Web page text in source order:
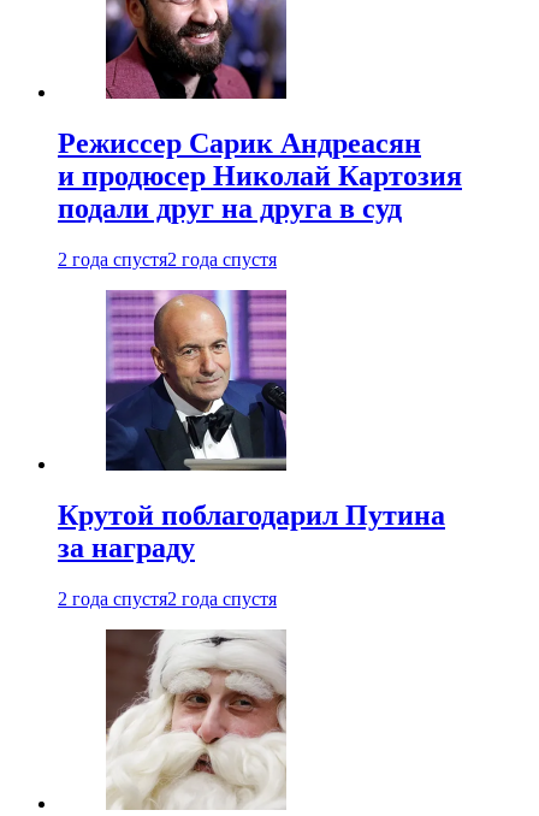
Режиссер Сарик Андреасян
и продюсер Николай Картозия
подали друг на друга в суд
2 года спустя2 года спустя
Крутой поблагодарил Путина
за награду
2 года спустя2 года спустя